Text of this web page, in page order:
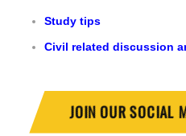
Study tips
Civil related discussion
JOIN OUR SOCIAL